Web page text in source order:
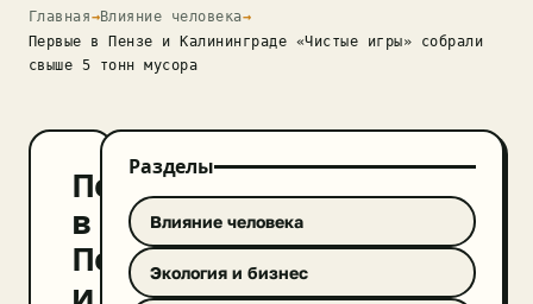
Главная→Влияние человека→
Первые в Пензе и Калининграде «Чистые игры» собрали
свыше 5 тонн мусора
Первые
в
Пензе
и
Разделы
Влияние человека
Экология и бизнес